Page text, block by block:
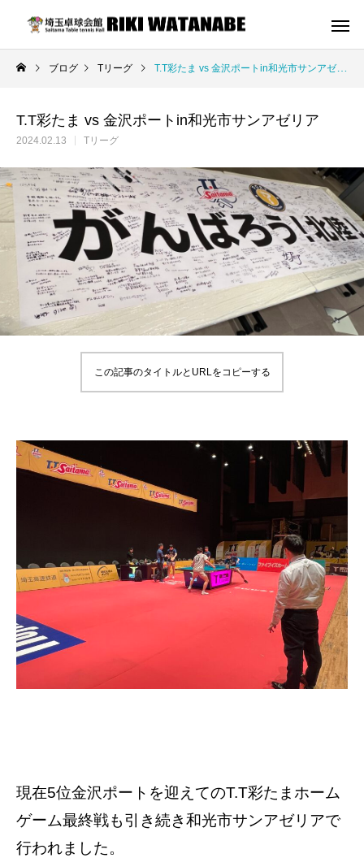
埼玉卓球会館
卓球を楽しむ。
卓球場
冷暖房完備
ブログ Tリーグ T.T彩たま vs 金沢ポートin和光市サンアゼリア
T.T彩たま vs 金沢ポートin和光市サンアゼリア
2024.02.13 Tリーグ
この記事のタイトルとURLをコピーする
現在5位金沢ポートを迎えてのT.T彩たまホーム
ゲーム最終戦も引き続き和光市サンアゼリアで
行われました。